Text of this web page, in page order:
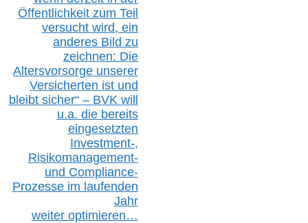
Öffentlichkeit zum Teil
versucht wird, ein
anderes Bild zu
zeichnen: Die
Altersvorsorge unserer
Versicherten ist und
bleibt sicher“ – BVK will
u.a. die bereits
eingesetzten
Investment-,
Risikomanagement-
und Compliance-
Prozesse im laufenden
Jahr
weiter optimieren…